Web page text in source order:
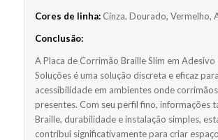
Cores de linha:Cinza, Dourado, Vermelho,
Conclusão:
A Placa de Corrimão Braille Slim em Adesivo
Soluções é uma solução discreta e eficaz
acessibilidade em ambientes onde
presentes. Com seu perfil fino, informações
Braille, durabilidade e instalação simples,
contribui significativamente para criar